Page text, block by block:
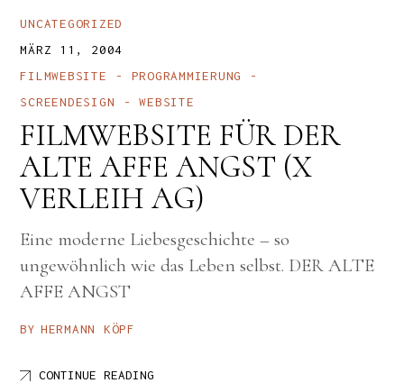
UNCATEGORIZED
MÄRZ 11, 2004
FILMWEBSITE
PROGRAMMIERUNG
SCREENDESIGN
WEBSITE
FILMWEBSITE FÜR DER
ALTE AFFE ANGST (X
VERLEIH AG)
Eine moderne Liebesgeschichte – so
ungewöhnlich wie das Leben selbst. DER ALTE
AFFE ANGST
CONTINUE READING
BY HERMANN KÖPF